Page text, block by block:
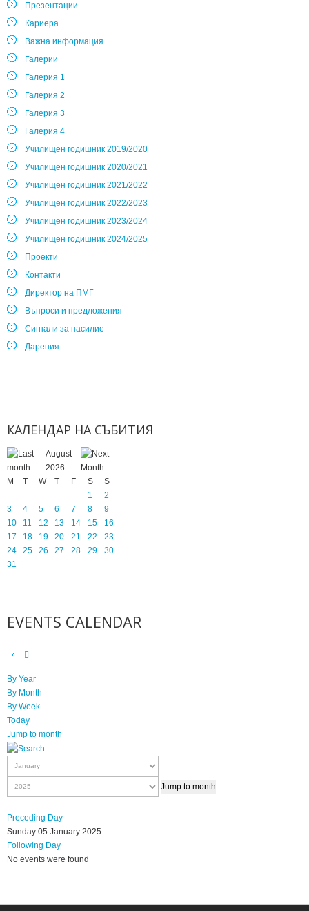
Презентации
Кариера
Важна информация
Галерии
Галерия 1
Галерия 2
Галерия 3
Галерия 4
Училищен годишник 2019/2020
Училищен годишник 2020/2021
Училищен годишник 2021/2022
Училищен годишник 2022/2023
Училищен годишник 2023/2024
Училищен годишник 2024/2025
Проекти
Контакти
Директор на ПМГ
Въпроси и предложения
Сигнали за насилие
Дарения
КАЛЕНДАР НА СЪБИТИЯ
August
2026
M
T W T F S
S
1
2
3
4 5 6 7 8
9
10
11 12 13 14 15
16
17
18 19 20 21 22
23
24
25 26 27 28 29
30
31
EVENTS CALENDAR
By Year
By Month
By Week
Today
Jump to month
Jump to month
Preceding Day
Sunday 05 January 2025
Following Day
No events were found